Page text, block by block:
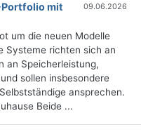
Portfolio mit
09.06.2026
um die neuen Modelle
Systeme richten sich an
an Speicherleistung,
sollen insbesondere
ansprechen.
Beide ...